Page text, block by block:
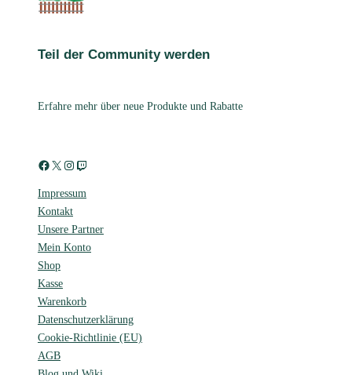
Teil der Community werden
Erfahre mehr über neue Produkte und Rabatte
Facebook X Instagram Twitch
Impressum
Kontakt
Unsere Partner
Mein Konto
Shop
Kasse
Warenkorb
Datenschutzerklärung
Cookie-Richtlinie (EU)
AGB